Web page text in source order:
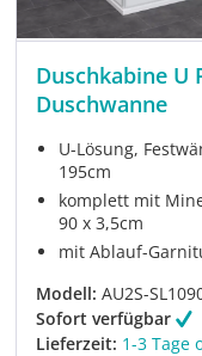
Duschkabine U
Duschwanne
U-Lösung,
195cm
komplett mit
90 x 3,5cm
mit Ablauf-
Modell: AU2S-
Sofort verfügbar
Lieferzeit: 1-3 Tage